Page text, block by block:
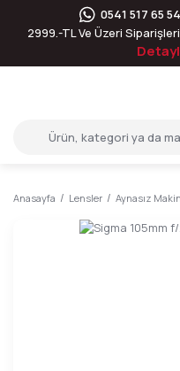
0541 517 65 54
2999.-TL Ve Üzeri
Anasayfa Lensler Aynasız